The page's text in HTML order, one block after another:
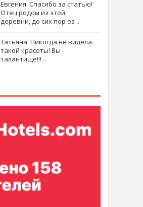
Евгения: Спасибо за статью!
Отец родом из этой
деревни, до сих пор ез ..
Татьяна: Никогда не видела
такой красоты! Вы -
талантище!!! ..